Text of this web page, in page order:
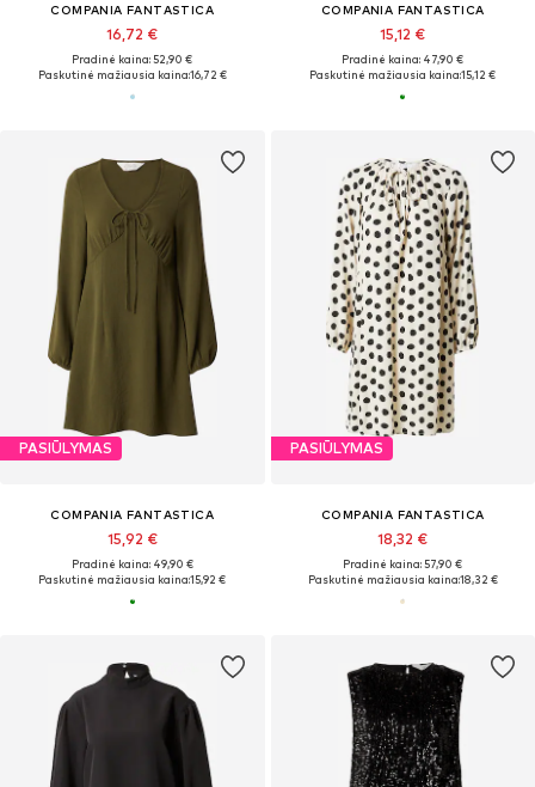
COMPANIA FANTASTICA
16,72 €
Pradinė kaina: 52,90 €
Paskutinė mažiausia kaina:16,72 €
COMPANIA FANTASTICA
15,12 €
Pradinė kaina: 47,90 €
Paskutinė mažiausia kaina:15,12 €
PASIŪLYMAS
COMPANIA FANTASTICA
15,92 €
Pradinė kaina: 49,90 €
Paskutinė mažiausia kaina:15,92 €
PASIŪLYMAS
COMPANIA FANTASTICA
18,32 €
Pradinė kaina: 57,90 €
Paskutinė mažiausia kaina:18,32 €